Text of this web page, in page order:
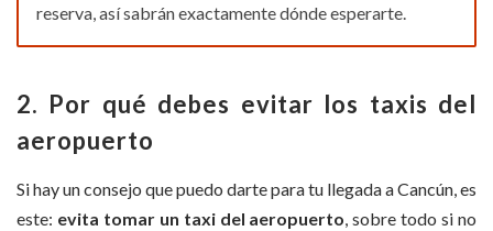
reserva, así sabrán exactamente dónde esperarte.
2. Por qué debes evitar los taxis del
aeropuerto
Si hay un consejo que puedo darte para tu llegada a Cancún, es
este: evita tomar un taxi del aeropuerto, sobre todo si no